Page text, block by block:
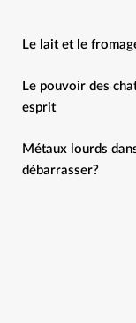
Le lait et le
Le pouvoir des
esprit
Métaux lourds
débarrasser?